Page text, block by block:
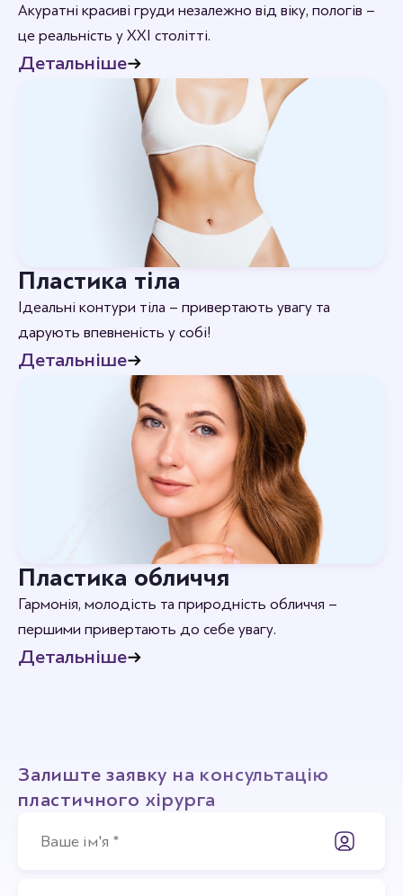
Акуратні красиві груди незалежно від віку, пологів –
це реальність у XXI столітті.
Детальніше
Пластика тіла
Ідеальні контури тіла – привертають увагу та
дарують впевненість у собі!
Детальніше
Пластика обличчя
Гармонія, молодість та природність обличчя –
першими привертають до себе увагу.
Детальніше
Залиште заявку на консультацію
пластичного хірурга